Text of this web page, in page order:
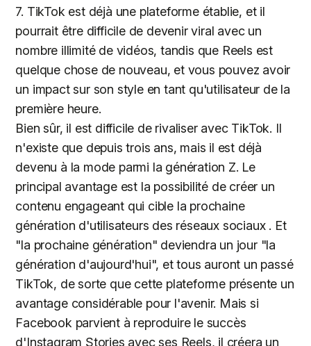
7. TikTok est déjà une plateforme établie, et il
pourrait être difficile de devenir viral avec un
nombre illimité de vidéos, tandis que Reels est
quelque chose de nouveau, et vous pouvez avoir
un impact sur son style en tant qu'utilisateur de la
première heure.
Bien sûr, il est difficile de rivaliser avec TikTok. Il
n'existe que depuis trois ans, mais il est déjà
devenu à la mode parmi la génération Z. Le
principal avantage est la possibilité de créer un
contenu engageant qui cible la prochaine
génération d'utilisateurs des réseaux sociaux . Et
"la prochaine génération" deviendra un jour "la
génération d'aujourd'hui", et tous auront un passé
TikTok, de sorte que cette plateforme présente un
avantage considérable pour l'avenir. Mais si
Facebook parvient à reproduire le succès
d'Instagram Stories avec ses Reels, il créera un